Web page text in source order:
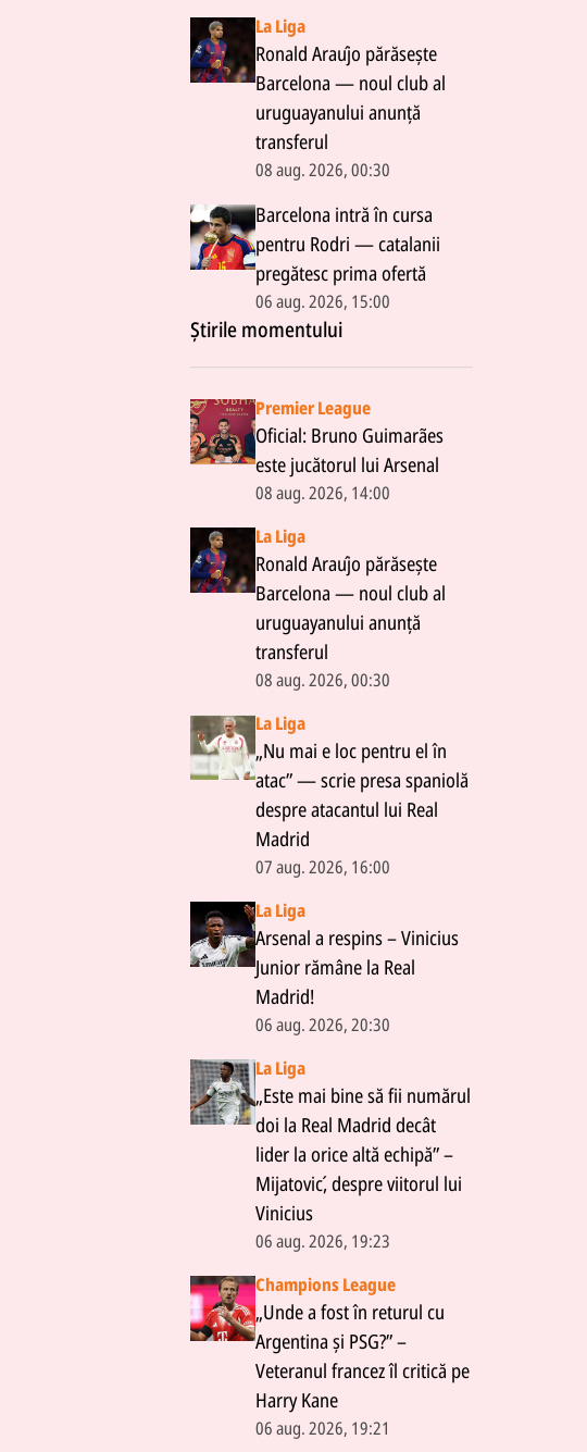
La Liga
Ronald Araújo părăsește
Barcelona — noul club al
uruguayanului anunță
transferul
08 aug. 2026, 00:30
Barcelona intră în cursa
pentru Rodri — catalanii
pregătesc prima ofertă
06 aug. 2026, 15:00
Știrile momentului
Premier League
Oficial: Bruno Guimarães
este jucătorul lui Arsenal
08 aug. 2026, 14:00
La Liga
Ronald Araújo părăsește
Barcelona — noul club al
uruguayanului anunță
transferul
08 aug. 2026, 00:30
La Liga
„Nu mai e loc pentru el în
atac” — scrie presa spaniolă
despre atacantul lui Real
Madrid
07 aug. 2026, 16:00
La Liga
Arsenal a respins – Vinicius
Junior rămâne la Real
Madrid!
06 aug. 2026, 20:30
La Liga
„Este mai bine să fii numărul
doi la Real Madrid decât
lider la orice altă echipă” –
Mijatović, despre viitorul lui
Vinicius
06 aug. 2026, 19:23
Champions League
„Unde a fost în returul cu
Argentina și PSG?” –
Veteranul francez îl critică pe
Harry Kane
06 aug. 2026, 19:21